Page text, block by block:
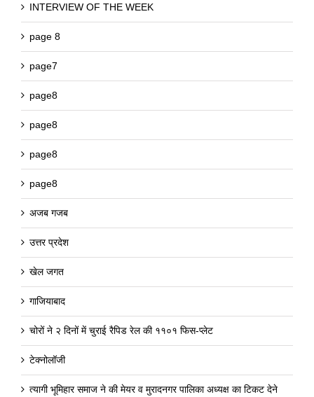
INTERVIEW OF THE WEEK
page 8
page7
page8
page8
page8
page8
अजब गजब
उत्तर प्रदेश
खेल जगत
गाजियाबाद
चोरों ने २ दिनों में चुराई रैपिड रेल की ११०१ फिस-प्लेट
टेक्नोलॉजी
त्यागी भूमिहार समाज ने की मेयर व मुरादनगर पालिका अध्यक्ष का टिकट देने